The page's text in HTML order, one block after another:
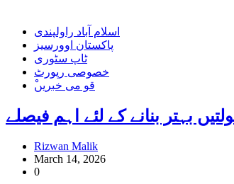
اسلام آباد راولپندی
پاکستان اوورسیز
ٹاپ سٹوری
خصوصی رپورٹ
ْقو می خبریں
بہتر بنانے کے لئے اہم فیصلے
Rizwan Malik
March 14, 2026
0